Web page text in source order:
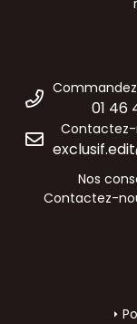
01 46
Contactez-
Nos
Contactez-